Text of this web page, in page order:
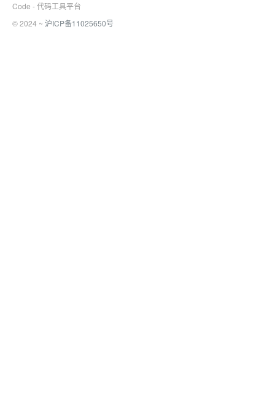
Code - 代码工具平台
© 2024 ~ 沪ICP备11025650号